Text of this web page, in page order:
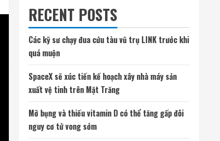
RECENT POSTS
Các kỹ sư chạy đua cứu tàu vũ trụ LINK trước khi
quá muộn
SpaceX sẽ xúc tiến kế hoạch xây nhà máy sản
xuất vệ tinh trên Mặt Trăng
Mỡ bụng và thiếu vitamin D có thể tăng gấp đôi
nguy cơ tử vong sớm